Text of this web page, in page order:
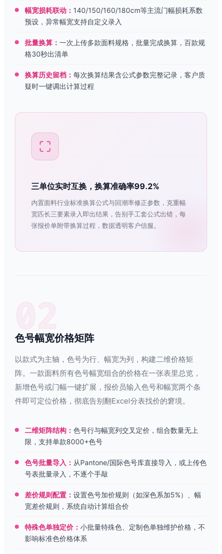
幅宽损耗联动： 140/150/160/180cm等主流门幅损耗系数
预设，异常幅宽支持自定义录入
批量换算： 一次上传多款面料规格，批量完成换算，百款规
格30秒出清单
换算历史留档： 每次换算结果含公式参数完整记录，客户质
疑时一键调出计算过程
三单位实时互换，换算准确率99.2%
内置面料行业标准换算公式与回潮率修正参数，克重幅
宽匹长三要素录入即出结果，告别手工套公式出错，每
张报价单附带换算过程，数据透明客户信服。
02
色号幅宽价格矩阵
以款式为主轴，色号为行、幅宽为列，构建二维价格矩
阵。一款面料所有色号幅宽组合的价格在一张表里总览，
新增色号或门幅一键扩展，报价员输入色号和幅宽两个条
件即可定位价格，彻底告别翻Excel分表找价的窘境。
二维矩阵结构： 色号行与幅宽列交叉定价，组合数量无上
限，支持单款8000+色号
色号批量导入： 从Pantone/国际色号库直接导入，或上传色
号表批量录入，不逐个手敲
差价规则配置： 设置色号加价规则（如深色系加5%）、幅
宽差价规则，系统自动计算组合价
特殊色单独定价： 小批量特殊色、定制色单独维护价格，不
影响标准色价格体系